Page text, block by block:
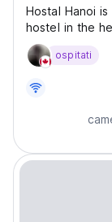
Hostal Hanoi
hostel in the
eager to
Colombia’s
ospitati